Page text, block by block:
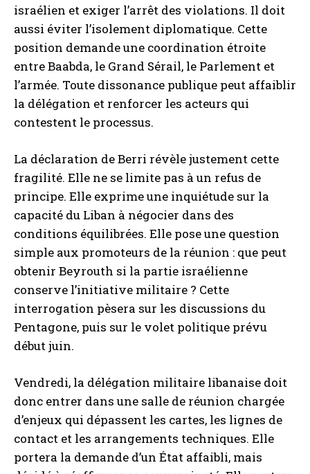
israélien et exiger l’arrêt des violations. Il doit
aussi éviter l’isolement diplomatique. Cette
position demande une coordination étroite
entre Baabda, le Grand Sérail, le Parlement et
l’armée. Toute dissonance publique peut affaiblir
la délégation et renforcer les acteurs qui
contestent le processus.
La déclaration de Berri révèle justement cette
fragilité. Elle ne se limite pas à un refus de
principe. Elle exprime une inquiétude sur la
capacité du Liban à négocier dans des
conditions équilibrées. Elle pose une question
simple aux promoteurs de la réunion : que peut
obtenir Beyrouth si la partie israélienne
conserve l’initiative militaire ? Cette
interrogation pèsera sur les discussions du
Pentagone, puis sur le volet politique prévu
début juin.
Vendredi, la délégation militaire libanaise doit
donc entrer dans une salle de réunion chargée
d’enjeux qui dépassent les cartes, les lignes de
contact et les arrangements techniques. Elle
portera la demande d’un État affaibli, mais